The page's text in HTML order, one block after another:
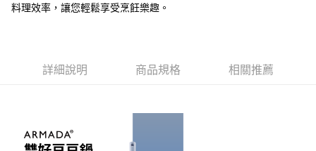
上海商業儲蓄銀行
聯邦商業銀行
遠東國際商業銀行
中國信託商業銀行
台灣樂天信用卡公司
Apple Pay
AFTEE先享後付
料理效率，讓您輕鬆享受烹飪樂趣。
詳細說明 商品規格 相關推薦